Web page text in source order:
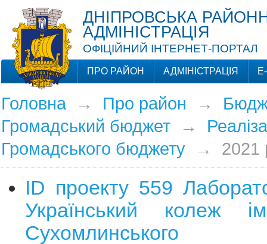
ДНІПРОВСЬКА
АДМІНІСТРАЦІЯ
ОФІЦІЙНИЙ ІНТЕРНЕТ-ПОРТАЛ
ПРО РАЙОН АДМІНІСТРАЦІЯ
Головна→ Про район →
Громадський бюджет→
Громадського бюджету→ 2021
ID проекту 559
Український колеж
Сухомлинського